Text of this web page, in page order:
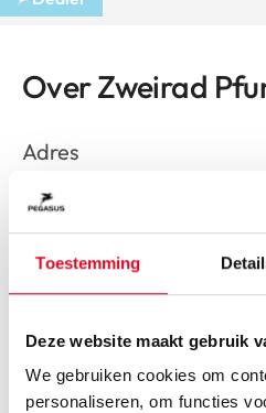
Toestemming
Deze website maakt gebruik
We gebruiken cookies om
personaliseren, om functies
Over Zweirad
Adres
Ludwigstr. 38
Friedberg
Route plannen
Openingstijden
Helaas hebben we geen
Contact